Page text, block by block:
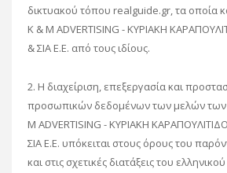
δικτυακού τόπου realguide.gr, τα οποία
K & M ADVERTISING - ΚΥΡΙΑΚΗ
& ΣΙΑ Ε.Ε. από τους ιδίους.
2. Η διαχείριση, επεξεργασία και
προσωπικών δεδομένων των μελών των
M ADVERTISING - ΚΥΡΙΑΚΗ
ΣΙΑ Ε.Ε. υπόκειται στους όρους του
και στις σχετικές διατάξεις του